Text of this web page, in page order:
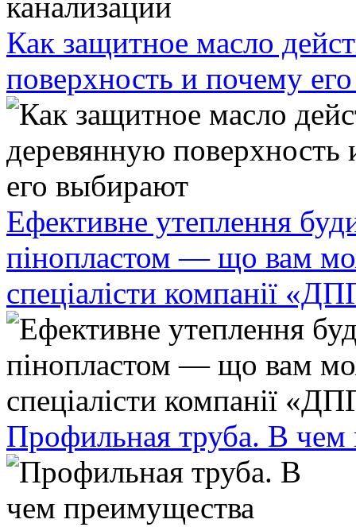
Как защитное масло
поверхность и почему
Ефективне утеплення
пінопластом — що вам
спеціалісти компанії
Профильная труба. В чем